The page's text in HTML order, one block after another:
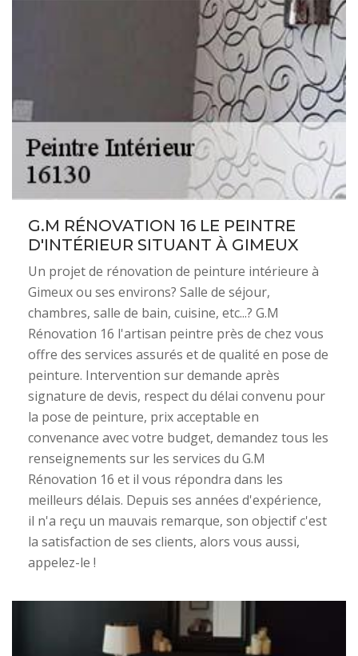
G.M RÉNOVATION 16 LE PEINTRE
D'INTÉRIEUR SITUANT À GIMEUX
Un projet de rénovation de peinture intérieure à
Gimeux ou ses environs? Salle de séjour,
chambres, salle de bain, cuisine, etc...? G.M
Rénovation 16 l'artisan peintre près de chez vous
offre des services assurés et de qualité en pose de
peinture. Intervention sur demande après
signature de devis, respect du délai convenu pour
la pose de peinture, prix acceptable en
convenance avec votre budget, demandez tous les
renseignements sur les services du G.M
Rénovation 16 et il vous répondra dans les
meilleurs délais. Depuis ses années d'expérience,
il n'a reçu un mauvais remarque, son objectif c'est
la satisfaction de ses clients, alors vous aussi,
appelez-le !